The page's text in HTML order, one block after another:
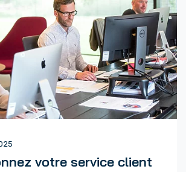
votre service client